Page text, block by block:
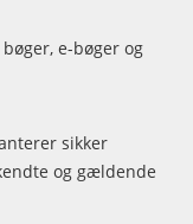
e-bøger og
sikker
og gældende